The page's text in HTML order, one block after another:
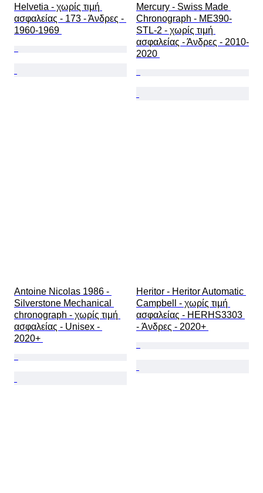
Helvetia - χωρίς τιμή
ασφαλείας - 173 - Άνδρες -
1960-1969
Mercury - Swiss Made
Chronograph - ME390-
STL-2 - χωρίς τιμή
ασφαλείας - Άνδρες - 2010-
2020
Antoine Nicolas 1986 -
Silverstone Mechanical
chronograph - χωρίς τιμή
ασφαλείας - Unisex -
2020+
Heritor - Heritor Automatic
Campbell - χωρίς τιμή
ασφαλείας - HERHS3303
- Άνδρες - 2020+